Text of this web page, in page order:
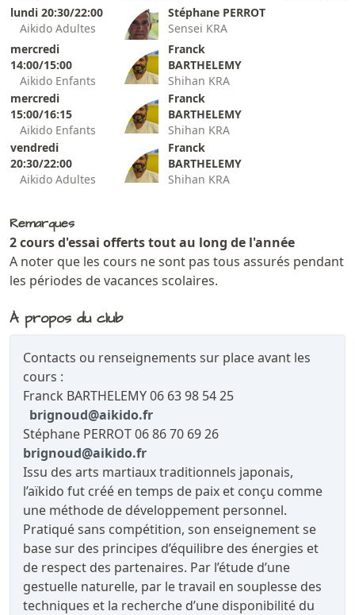
lundi 20:30/22:00
Aikido Adultes
Stéphane PERROT
Sensei KRA
mercredi
14:00/15:00
Aikido Enfants
Franck
BARTHELEMY
Shihan KRA
mercredi
15:00/16:15
Aikido Enfants
Franck
BARTHELEMY
Shihan KRA
vendredi
20:30/22:00
Aikido Adultes
Franck
BARTHELEMY
Shihan KRA
Remarques
2 cours d'essai offerts tout au long de l'année
A noter que les cours ne sont pas tous assurés pendant
les périodes de vacances scolaires.
À propos du club
Contacts ou renseignements sur place avant les
cours :
Franck BARTHELEMY 06 63 98 54 25
brignoud@aikido.fr
Stéphane PERROT 06 86 70 69 26
brignoud@aikido.fr
Issu des arts martiaux traditionnels japonais,
l’aïkido fut créé en temps de paix et conçu comme
une méthode de développement personnel.
Pratiqué sans compétition, son enseignement se
base sur des principes d’équilibre des énergies et
de respect des partenaires. Par l’étude d’une
gestuelle naturelle, par le travail en souplesse des
techniques et la recherche d’une disponibilité du